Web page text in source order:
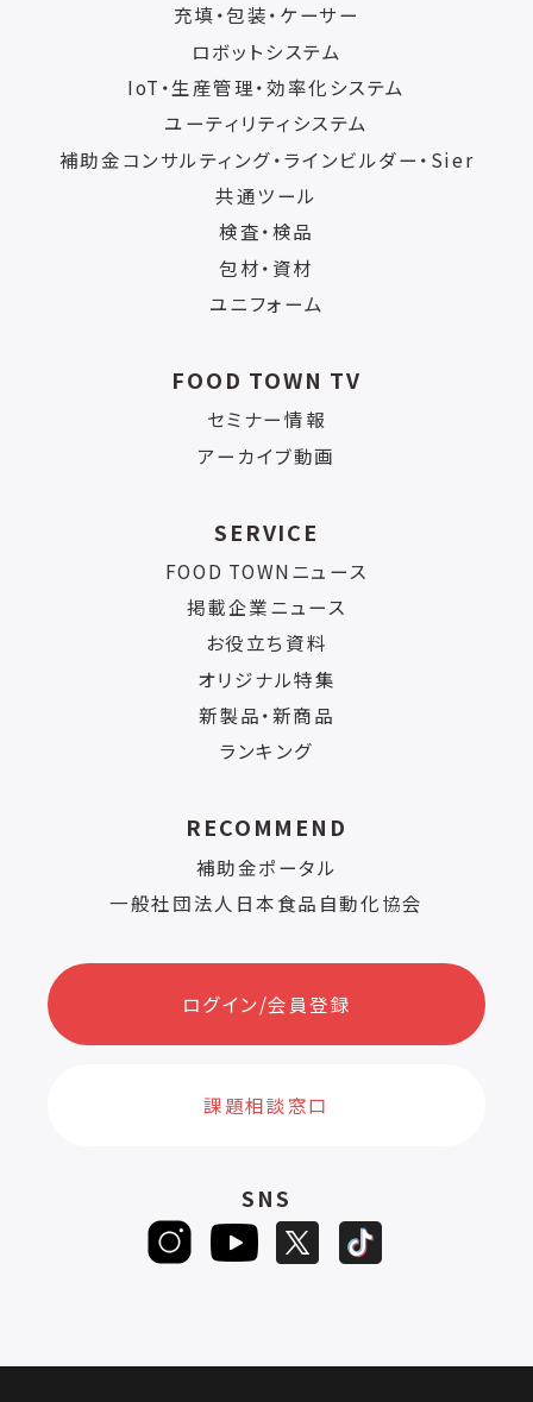
充填・包装・ケーサー
ロボットシステム
IoT・生産管理・効率化システム
ユーティリティシステム
補助金コンサルティング・ラインビルダー・Sier
共通ツール
検査・検品
包材・資材
ユニフォーム
FOOD TOWN TV
セミナー情報
アーカイブ動画
SERVICE
FOOD TOWNニュース
掲載企業ニュース
お役立ち資料
オリジナル特集
新製品・新商品
ランキング
RECOMMEND
補助金ポータル
一般社団法人日本食品自動化協会
ログイン/会員登録
課題相談窓口
SNS